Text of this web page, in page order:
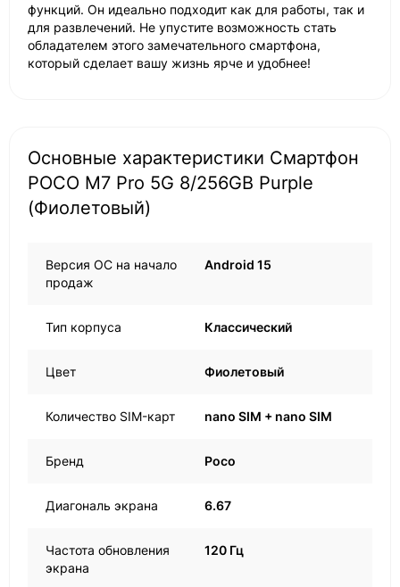
функций. Он идеально подходит как для работы, так и
для развлечений. Не упустите возможность стать
обладателем этого замечательного смартфона,
который сделает вашу жизнь ярче и удобнее!
Основные характеристики Смартфон
POCO M7 Pro 5G 8/256GB Purple
(Фиолетовый)
Версия ОС на начало
продаж
Android 15
Тип корпуса Классический
Цвет Фиолетовый
Количество SIM-карт nano SIM + nano SIM
Бренд Poco
Диагональ экрана 6.67
Частота обновления
экрана
120 Гц